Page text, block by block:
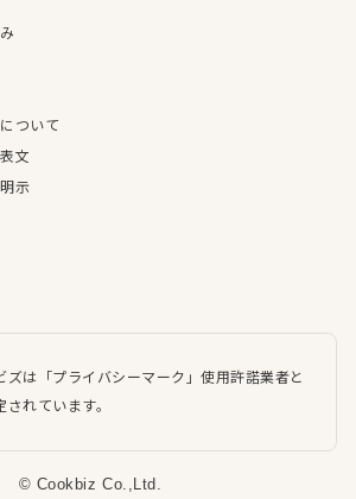
ついて
文
示
ズは「プライバシーマーク」使用許諾業者と
されています。
© Cookbiz Co.,Ltd.